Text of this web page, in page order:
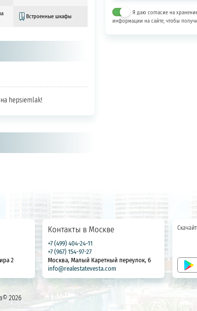
Встроенные шкафы
hepsiemlak!
Я даю согласие на
информации на сайте, чтобы
2
Контакты в Москве
+7 (499) 404-24-11
+7 (967) 154-97-27
Москва, Малый Каретный переулок, 6
info@realestatevesta.com
2026